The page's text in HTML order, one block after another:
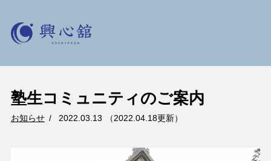
お知らせ 2022.03.13 2022.04.18
塾生コミュニティのご案内